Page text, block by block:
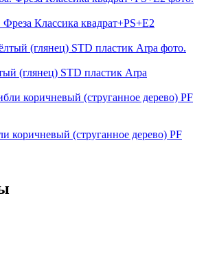
Классика квадрат+PS+Е2
(глянец) STD пластик Arpa
коричневый (струганное дерево) PF